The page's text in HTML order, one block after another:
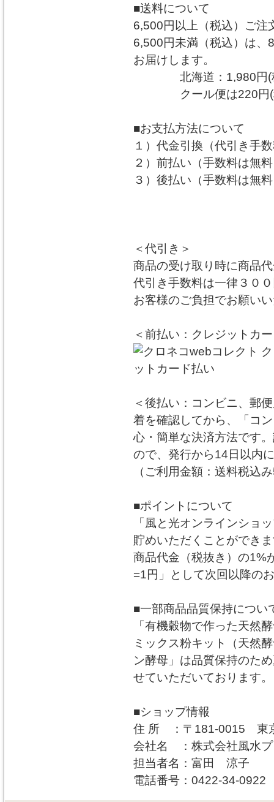
■送料について
6,500円以上（税込）ご注
6,500円未満（税込）は、
お届けします。
北海道：1,980円(税
クール便は220円(税
■お支払方法について
１）代金引換（代引き手
２）前払い（手数料は無
３）後払い（手数料は無
＜代引き＞
商品の受け取り時に商品
代引き手数料は一律３０
お客様のご負担でお願い
＜前払い：クレジットカ
＜後払い：コンビニ、郵
着を確認してから、「コ
心・簡単な決済方法です
ので、発行から14日以内
（ご利用金額：送料税込
■ポイントについて
「風と光オンラインショ
貯めいただくことができ
商品代金（税抜き）の1%
=1円」として次回以降の
■一部商品品質保持につい
「有機穀物で作った天然
ミックス粉キット（天然
ン酵母」は品質保持のた
せていただいております。
■ショップ情報
住 所 ：〒181-0015 東
会社名 ：株式会社風水
担当者名：富田 涼子
電話番号：0422-34-0922